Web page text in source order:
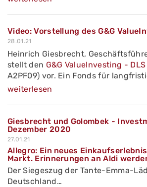
Video: Vorstellung des G&G
28.01.21
Heinrich Giesbrecht,
stellt den G&G Valuelnvesting -
A2PF09) vor. Ein Fonds für
weiterlesen
Giesbrecht und Golombek -
Dezember 2020
27.01.21
Allegro: Ein neues
Markt. Erinnerungen an Aldi
Der Siegeszug der Tante-Emma-
Deutschland…